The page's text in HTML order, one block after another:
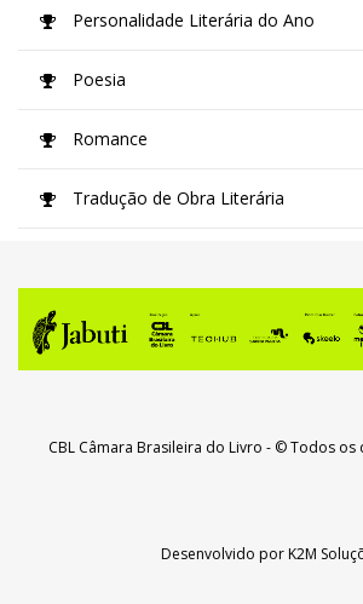
Personalidade Literária do Ano
Poesia
Romance
Tradução de Obra Literária
CBL Câmara Brasileira do Livro - © Todos os
Desenvolvido porK2M